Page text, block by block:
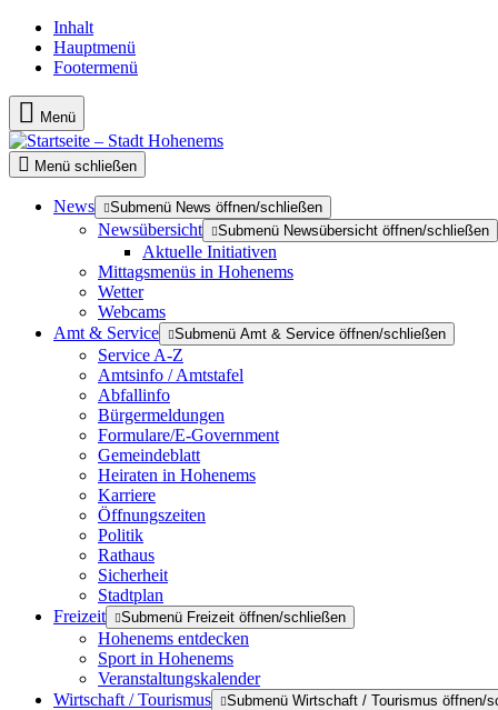
Inhalt
Hauptmenü
Footermenü
Menü
Menü schließen
News Submenü News öffnen/schließen
Newsübersicht Submenü Newsübersicht öffnen/schließen
Aktuelle Initiativen
Mittagsmenüs in Hohenems
Wetter
Webcams
Amt & Service
Submenü Amt & Service öffnen/schließen
Service A-Z
Amtsinfo / Amtstafel
Abfallinfo
Bürgermeldungen
Formulare/E-Government
Gemeindeblatt
Heiraten in Hohenems
Karriere
Öffnungszeiten
Politik
Rathaus
Sicherheit
Stadtplan
Freizeit
Submenü Freizeit öffnen/schließen
Hohenems entdecken
Sport in Hohenems
Veranstaltungskalender
Wirtschaft / Tourismus
Submenü Wirtschaft / Tourismus öffnen/